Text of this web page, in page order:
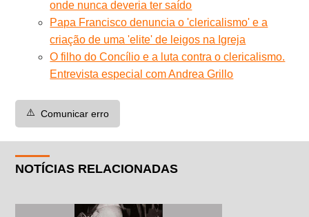
onde nunca deveria ter saído
Papa Francisco denuncia o 'clericalismo' e a
criação de uma 'elite' de leigos na Igreja
O filho do Concílio e a luta contra o clericalismo.
Entrevista especial com Andrea Grillo
⚠️ Comunicar erro
NOTÍCIAS RELACIONADAS